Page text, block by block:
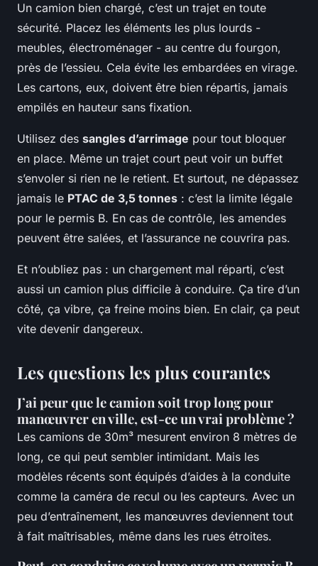
Un camion bien chargé, c’est un trajet en toute
sécurité. Placez les éléments les plus lourds -
meubles, électroménager - au centre du fourgon,
près de l’essieu. Cela évite les embardées en virage.
Les cartons, eux, doivent être bien répartis, jamais
empilés en hauteur sans fixation.
Utilisez des sangles d’arrimage pour tout bloquer
en place. Même un trajet court peut voir un buffet
s’envoler si rien ne le retient. Et surtout, ne dépassez
jamais le PTAC de 3,5 tonnes : c’est la limite légale
pour le permis B. En cas de contrôle, les amendes
peuvent être salées, et l’assurance ne couvrira pas.
Et n’oubliez pas : un chargement mal réparti, c’est
aussi un camion plus difficile à conduire. Ça tire d’un
côté, ça vibre, ça freine moins bien. En clair, ça peut
vite devenir dangereux.
Les questions les plus courantes
J’ai peur que le camion soit trop long pour
manœuvrer en ville, est-ce un vrai problème ?
Les camions de 30m³ mesurent environ 8 mètres de
long, ce qui peut sembler intimidant. Mais les
modèles récents sont équipés d’aides à la conduite
comme la caméra de recul ou les capteurs. Avec un
peu d’entraînement, les manœuvres deviennent tout
à fait maîtrisables, même dans les rues étroites.